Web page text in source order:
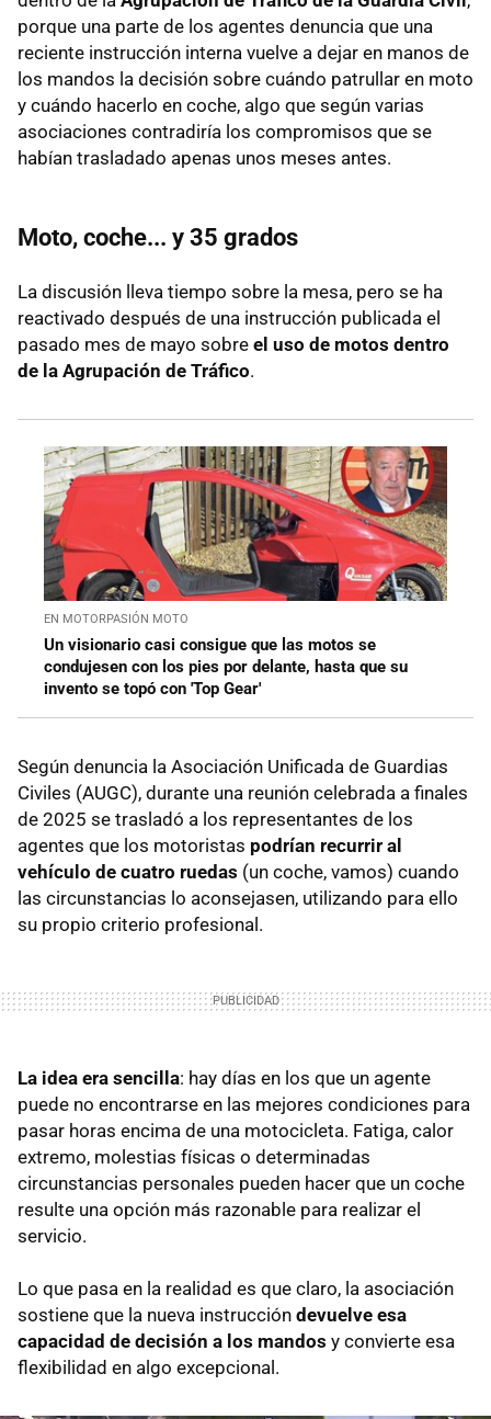
porque una parte de los agentes denuncia que una
reciente instrucción interna vuelve a dejar en manos de
los mandos la decisión sobre cuándo patrullar en moto
y cuándo hacerlo en coche, algo que según varias
asociaciones contradiría los compromisos que se
habían trasladado apenas unos meses antes.
Moto, coche... y 35 grados
La discusión lleva tiempo sobre la mesa, pero se ha
reactivado después de una instrucción publicada el
pasado mes de mayo sobre el uso de motos dentro
de la Agrupación de Tráfico.
EN MOTORPASIÓN MOTO
Un visionario casi consigue que las motos se
condujesen con los pies por delante, hasta que su
invento se topó con 'Top Gear'
Según denuncia la Asociación Unificada de Guardias
Civiles (AUGC), durante una reunión celebrada a finales
de 2025 se trasladó a los representantes de los
agentes que los motoristas podrían recurrir al
vehículo de cuatro ruedas (un coche, vamos) cuando
las circunstancias lo aconsejasen, utilizando para ello
su propio criterio profesional.
La idea era sencilla: hay días en los que un agente
puede no encontrarse en las mejores condiciones para
pasar horas encima de una motocicleta. Fatiga, calor
extremo, molestias físicas o determinadas
circunstancias personales pueden hacer que un coche
resulte una opción más razonable para realizar el
servicio.
Lo que pasa en la realidad es que claro, la asociación
sostiene que la nueva instrucción devuelve esa
capacidad de decisión a los mandos y convierte esa
flexibilidad en algo excepcional.